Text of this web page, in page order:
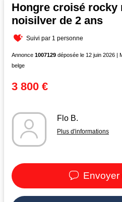
Hongre croisé rocky
noisilver de 2 ans
Suivi par 1 personne
Annonce 1007129 déposée le 12 juin 2026 |
belge
3 800 €
Flo B.
Plus d'informations
Envoyer